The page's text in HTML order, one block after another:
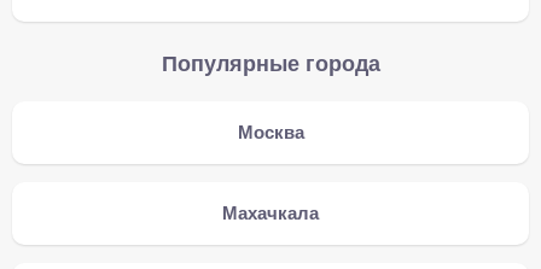
Популярные города
Москва
Махачкала